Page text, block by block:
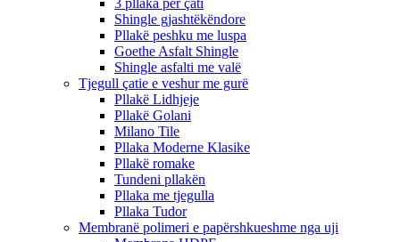
3 pllaka për çati
Shingle gjashtëkëndore
Pllakë peshku me luspa
Goethe Asfalt Shingle
Shingle asfalti me valë
Tjegull çatie e veshur me gurë
Pllakë Lidhjeje
Pllakë Golani
Milano Tile
Pllaka Moderne Klasike
Pllakë romake
Tundeni pllakën
Pllaka me tjegulla
Pllaka Tudor
Membranë polimeri e papërshkueshme nga uji